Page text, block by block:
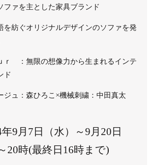
ファを主とした家具ブランド
を紡ぐオリジナルデザインのソファを発
ｒ ：無限の想像力から生まれるインテ
ド
ジュ：森ひろこ×機械刺繍：中田真太
9月7日（水）～9月20日
20時(最終日16時まで)